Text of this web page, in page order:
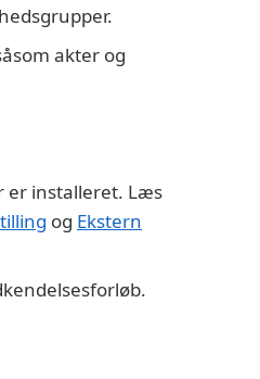
akter og
er installeret. Læs
og Ekstern